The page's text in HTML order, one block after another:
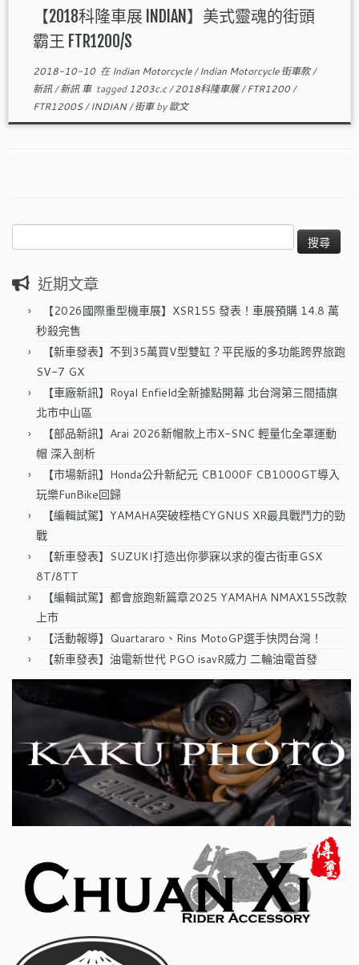
【2018科隆車展 INDIAN】美式靈魂的街頭
霸王 FTR1200/S
2018-10-10在 Indian Motorcycle/Indian Motorcycle 街車款/
新訊/新訊 車 tagged1203c.c/2018科隆車展/FTR1200/
FTR1200S/INDIAN/街車by歐文
尋
鍵
近期文章
【2026國際重型機車展】XSR155 發表！車展預購 14.8 萬
秒殺完售
【新車發表】不到35萬買V型雙缸？平民版的多功能跨界旅跑
SV-7 GX
【車廠新訊】Royal Enfield全新據點開幕 北台灣第三間插旗
北市中山區
【部品新訊】Arai 2026新帽款上市X-SNC 輕量化全罩運動
帽 深入剖析
【市場新訊】Honda公升新紀元 CB1000F CB1000GT導入
玩樂FunBike回歸
【編輯試駕】YAMAHA突破桎梏CYGNUS XR最具戰鬥力的勁
戰
【新車發表】SUZUKI打造出你夢寐以求的復古街車GSX
8T/8TT
【編輯試駕】都會旅跑新篇章2025 YAMAHA NMAX155改款
上市
【活動報導】Quartararo、Rins MotoGP選手快閃台灣！
【新車發表】油電新世代 PGO isavR威力 二輪油電首發